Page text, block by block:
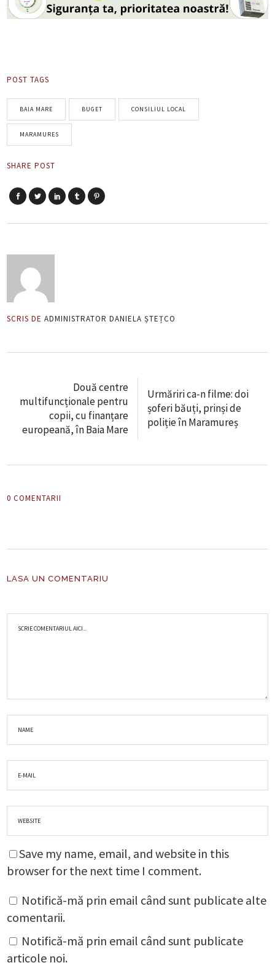
POST TAGS
BAIA MARE BUGET CONSILIUL LOCAL
MARAMURES
SHARE POST
SCRIS DE ADMINISTRATOR DANIELA ȘTEȚCO
Două centre
multifuncționale pentru
copii, cu finanțare
europeană, în Baia Mare
Urmăriri ca-n filme: doi
șoferi băuți, prinși de
poliție în Maramureș
0 COMENTARII
LASA UN COMENTARIU
Save my name, email, and website in this
browser for the next time I comment.
Notifică-mă prin email când sunt publicate alte
comentarii.
Notifică-mă prin email când sunt publicate
articole noi.